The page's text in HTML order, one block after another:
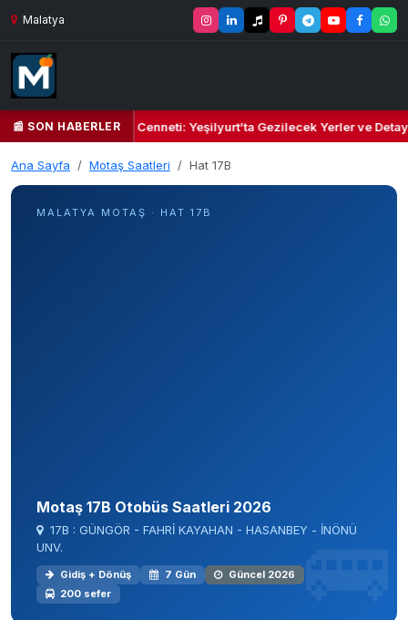
Malatya
📰 SON HABERLER
Yeşil Kalbi ve Kültür Cenneti: Yeşilyurt’ta Gezilecek Yerler ve
Ana Sayfa Motaş Saatleri Hat 17B
MALATYA MOTAŞ · HAT 17B
Motaş 17B Otobüs Saatleri 2026
17B : GÜNGÖR - FAHRİ KAYAHAN - HASANBEY - İNÖNÜ
UNV.
Gidiş + Dönüş 7 Gün
Güncel 2026
200 sefer